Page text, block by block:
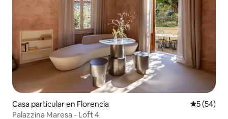
Casa particular en Florencia
5 (54)
Palazzina Maresa - Loft 4